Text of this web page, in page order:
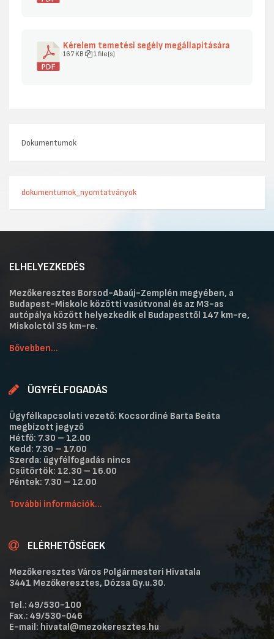
Kérelem temetési segély megállapítására
167 KB 1 file(s)
Dokumentumok
dokumentumok_nyomtatványok
ELHELYEZKEDÉS
Mezőkeresztes Borsod-Abaúj-Zemplén megyében, a
Budapest-Miskolc közötti vasútvonal és az M3-as
autópálya között helyezkedik el Budapesttől 147 km-re,
Miskolctól 35 km-re.
Bővebben...
ÜGYFÉLFOGADÁS
Ügyfélkapcsolati vezető: Kocsordiné Barta Beáta
megbízott jegyző
Hétfő: 7.30 – 12.00
Kedd: 7.30 – 17.00
Szerda: ügyfélfogadás nincs
Csütörtök: 12.30 – 16.00
Péntek: 7.30 – 12.00
További információk...
ELÉRHETŐSÉGEK
Mezőkeresztes Város Polgármesteri Hivatala
3441 Mezőkeresztes, Dózsa Gy.u.30.
Tel.: 49/530-100
Fax.: 49/530-046
E-mail: hivatal@mezokeresztes.hu